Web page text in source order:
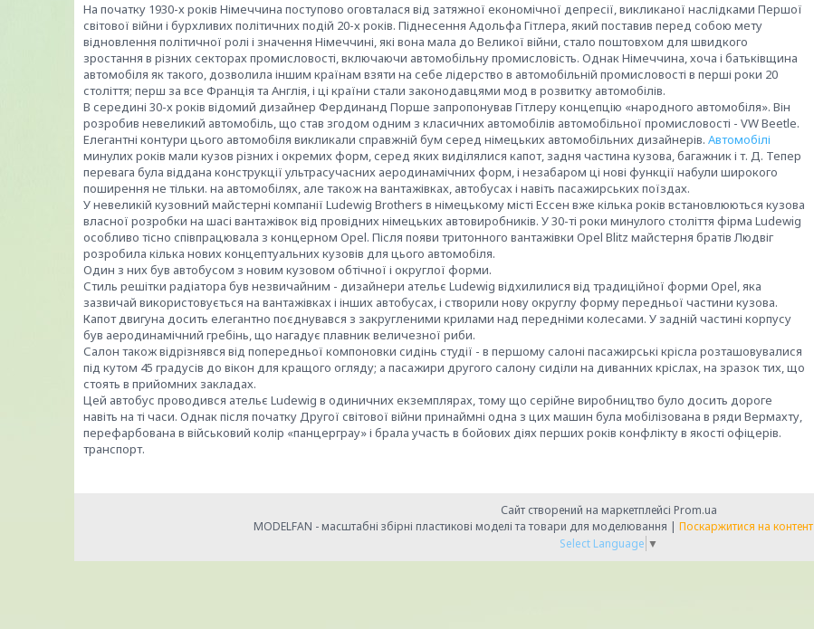
На початку 1930-х років Німеччина поступово оговталася від затяжної економічної депресії, викликаної наслідками Першої
світової війни і бурхливих політичних подій 20-х років. Піднесення Адольфа Гітлера, який поставив перед собою мету
відновлення політичної ролі і значення Німеччині, які вона мала до Великої війни, стало поштовхом для швидкого
зростання в різних секторах промисловості, включаючи автомобільну промисловість. Однак Німеччина, хоча і батьківщина
автомобіля як такого, дозволила іншим країнам взяти на себе лідерство в автомобільній промисловості в перші роки 20
століття; перш за все Франція та Англія, і ці країни стали законодавцями мод в розвитку автомобілів.
В середині 30-х років відомий дизайнер Фердинанд Порше запропонував Гітлеру концепцію «народного автомобіля». Він
розробив невеликий автомобіль, що став згодом одним з класичних автомобілів автомобільної промисловості - VW Beetle.
Елегантні контури цього автомобіля викликали справжній бум серед німецьких автомобільних дизайнерів. Автомобілі
минулих років мали кузов різних і окремих форм, серед яких виділялися капот, задня частина кузова, багажник і т. Д. Тепер
перевага була віддана конструкції ультрасучасних аеродинамічних форм, і незабаром ці нові функції набули широкого
поширення не тільки. на автомобілях, але також на вантажівках, автобусах і навіть пасажирських поїздах.
У невеликій кузовний майстерні компанії Ludewig Brothers в німецькому місті Ессен вже кілька років встановлюються кузова
власної розробки на шасі вантажівок від провідних німецьких автовиробників. У 30-ті роки минулого століття фірма Ludewig
особливо тісно співпрацювала з концерном Opel. Після появи тритонного вантажівки Opel Blitz майстерня братів Людвіг
розробила кілька нових концептуальних кузовів для цього автомобіля.
Один з них був автобусом з новим кузовом обтічної і округлої форми.
Стиль решітки радіатора був незвичайним - дизайнери ательє Ludewig відхилилися від традиційної форми Opel, яка
зазвичай використовується на вантажівках і інших автобусах, і створили нову округлу форму передньої частини кузова.
Капот двигуна досить елегантно поєднувався з закругленими крилами над передніми колесами. У задній частині корпусу
був аеродинамічний гребінь, що нагадує плавник величезної риби.
Салон також відрізнявся від попередньої компоновки сидінь студії - в першому салоні пасажирські крісла розташовувалися
під кутом 45 градусів до вікон для кращого огляду; а пасажири другого салону сиділи на диванних кріслах, на зразок тих, що
стоять в прийомних закладах.
Цей автобус проводився ательє Ludewig в одиничних екземплярах, тому що серійне виробництво було досить дороге
навіть на ті часи. Однак після початку Другої світової війни принаймні одна з цих машин була мобілізована в ряди Вермахту,
перефарбована в військовий колір «панцерграу» і брала участь в бойових діях перших років конфлікту в якості офіцерів.
транспорт.
Сайт створений на маркетплейсі Prom.ua
MODELFAN - масштабні збірні пластикові моделі та товари для моделювання | Поскаржитися на контент
Select Language ▼